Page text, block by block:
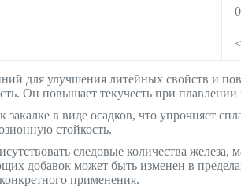
для улучшения литейных свойств и
Он повышает текучесть при
в виде осадков, что упрочняет
стойкость.
следовые количества железа,
добавок может быть изменен в
применения.